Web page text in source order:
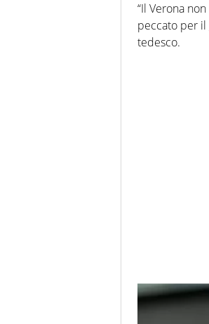
“Il Verona
peccato per il
tedesco.